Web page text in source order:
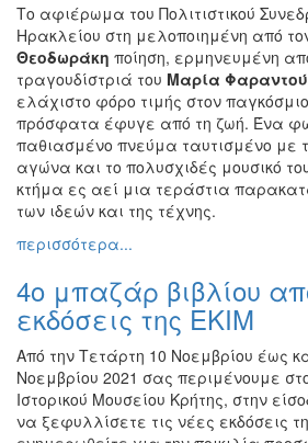
Το αφιέρωμα του Πολιτιστικού
Ηρακλείου στη μελοποιημένη από
Θεοδωράκη ποίηση, ερμηνευμένη
τραγουδίστριά του Μαρία
ελάχιστο φόρο τιμής στον
πρόσφατα έφυγε από τη ζωή. Ένα
παθιασμένο πνεύμα ταυτισμένο με
αγώνα και το πολυσχιδές μουσικό
κτήμα ες αεί μια τεράστια
των ιδεών και της τέχνης.
περισσότερα...
4ο μπαζάρ βιβλίου
εκδόσεις της ΕΚΙΜ
Από την Τετάρτη 10 Νοεμβρίου έως
Νοεμβρίου 2021 σας περιμένουμε
Ιστορικού Μουσείου Κρήτης, στην
να ξεφυλλίσετε τις νέες εκδόσεις